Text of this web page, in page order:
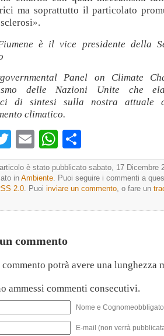
ma soprattutto il particolato
è il vice presidente della
Panel on Climate
delle Nazioni Unite che
di sintesi sulla nostra attuale
climatico.
TwitterEmailWhatsApp
è stato pubblicato sabato, 17 Dicembre
inAmbiente. Puoi seguire i commenti a
2.0. Puoi inviare un commento, o fare un
commento
potrà avere una lunghezza
ammessi commenti consecutivi.
Nome e
E-mail (non verrà